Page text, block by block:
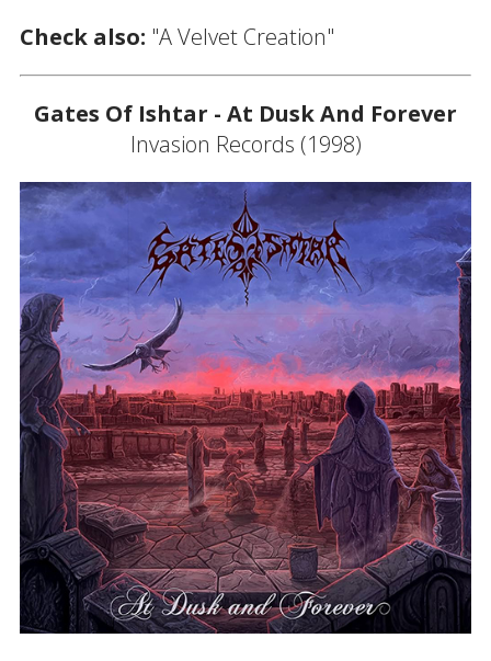
Check also: "A Velvet Creation"
Gates Of Ishtar - At Dusk And Forever
Invasion Records (1998)